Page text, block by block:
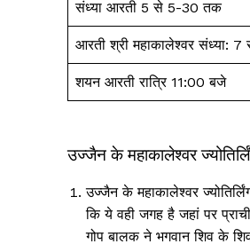
संध्या आरती 5 से 5-30 तक
आरती श्री महाकालेश्वर संध्या:
शयन आरती रात्रि 11:00 बजे
उज्जैन के महाकालेश्वर
उज्जैन के महाकालेश्वर
कि ये वही जगह है जहां पर
गोप बालक ने भगवान शिव के